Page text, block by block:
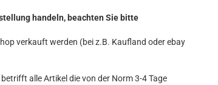
handeln, beachten Sie bitte
verkauft werden (bei z.B. Kaufland oder ebay
alle Artikel die von der Norm 3-4 Tage